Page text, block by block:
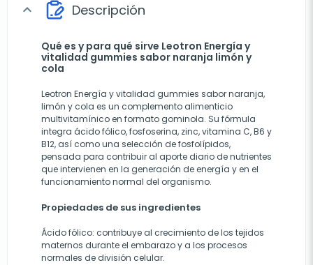
expand_more Descripción
Qué es y para qué sirve Leotron Energía y
vitalidad gummies sabor naranja limón y
cola
Leotron Energía y vitalidad gummies sabor naranja,
limón y cola es un complemento alimenticio
multivitamínico en formato gominola. Su fórmula
integra ácido fólico, fosfoserina, zinc, vitamina C, B6 y
B12, así como una selección de fosfolípidos,
pensada para contribuir al aporte diario de nutrientes
que intervienen en la generación de energía y en el
funcionamiento normal del organismo.
Propiedades de sus ingredientes
Ácido fólico: contribuye al crecimiento de los tejidos
maternos durante el embarazo y a los procesos
normales de división celular.